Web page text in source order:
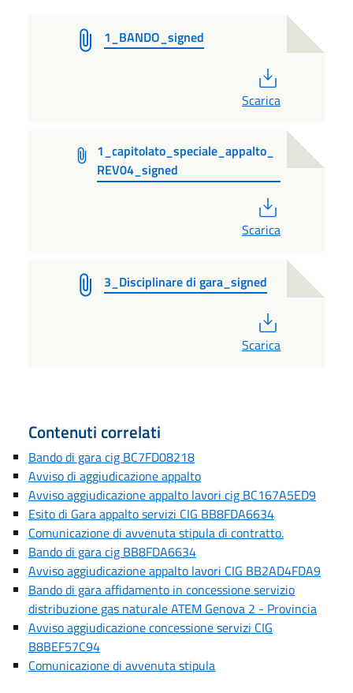
1_BANDO_signed
Scarica
1_capitolato_speciale_appalto_
REV04_signed
Scarica
3_Disciplinare di gara_signed
Scarica
Contenuti correlati
Bando di gara cig BC7FD08218
Avviso di aggiudicazione appalto
Avviso aggiudicazione appalto lavori cig BC167A5ED9
Esito di Gara appalto servizi CIG BB8FDA6634
Comunicazione di avvenuta stipula di contratto.
Bando di gara cig BB8FDA6634
Avviso aggiudicazione appalto lavori CIG BB2AD4FDA9
Bando di gara affidamento in concessione servizio
distribuzione gas naturale ATEM Genova 2 - Provincia
Avviso aggiudicazione concessione servizi CIG
B8BEF57C94
Comunicazione di avvenuta stipula